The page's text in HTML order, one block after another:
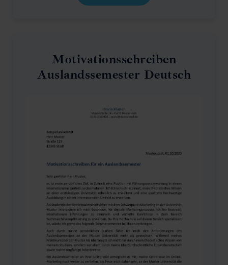
Motivationsschreiben
Auslandssemester Deutsch